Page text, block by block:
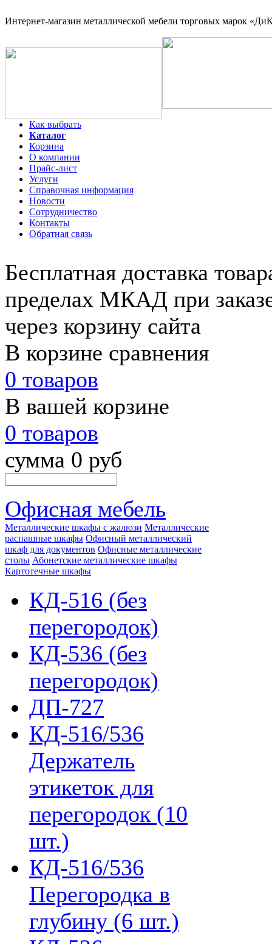
Интернет-магазин металлической мебели торговых марок
Как выбрать
Каталог
Корзина
О компании
Прайс-лист
Услуги
Справочная информация
Новости
Сотрудничество
Контакты
Обратная связь
Бесплатная доставка
пределах МКАД при
через корзину сайта
В корзине сравнения
0 товаров
В вашей корзине
0 товаров
сумма 0 руб
Офисная мебель
Металлические шкафы с жалюзи Металлические
распашные шкафы Офисный металлический
шкаф для документов Офисные металлические
столы Абонетские металлические шкафы
Картотечные шкафы
КД-516 (без
перегородок)
КД-536 (без
перегородок)
ДП-727
КД-516/536
Держатель
этикеток для
перегородок (10
шт.)
КД-516/536
Перегородка в
глубину (6 шт.)